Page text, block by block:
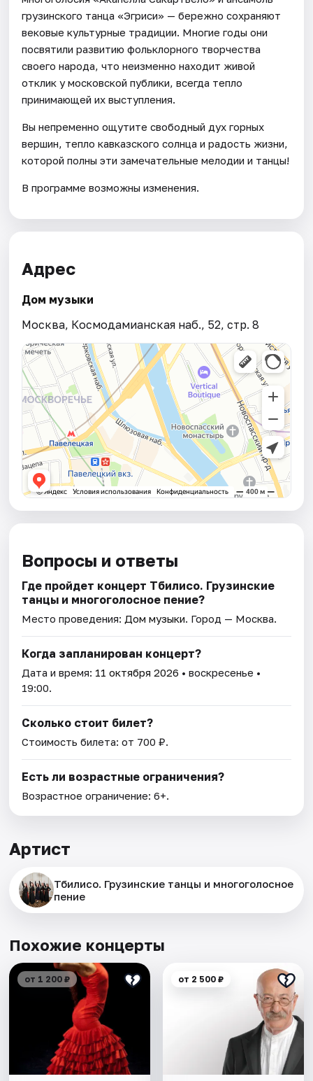
грузинского танца «Эгриси» — бережно сохраняют
вековые культурные традиции. Многие годы они
посвятили развитию фольклорного творчества
своего народа, что неизменно находит живой
отклик у московской публики, всегда тепло
принимающей их выступления.
Вы непременно ощутите свободный дух горных
вершин, тепло кавказского солнца и радость жизни,
которой полны эти замечательные мелодии и танцы!
В программе возможны изменения.
Адрес
Дом музыки
Москва, Космодамианская наб., 52, стр. 8
Вопросы и ответы
Где пройдет концерт Тбилисо. Грузинские
танцы и многоголосное пение?
Место проведения: Дом музыки. Город — Москва.
Когда запланирован концерт?
Дата и время: 11 октября 2026 • воскресенье •
19:00.
Сколько стоит билет?
Стоимость билета: от 700 ₽.
Есть ли возрастные ограничения?
Возрастное ограничение: 6+.
Артист
Тбилисо. Грузинские танцы и многоголосное
пение
Похожие концерты
от 1 200 ₽ от 2 500 ₽